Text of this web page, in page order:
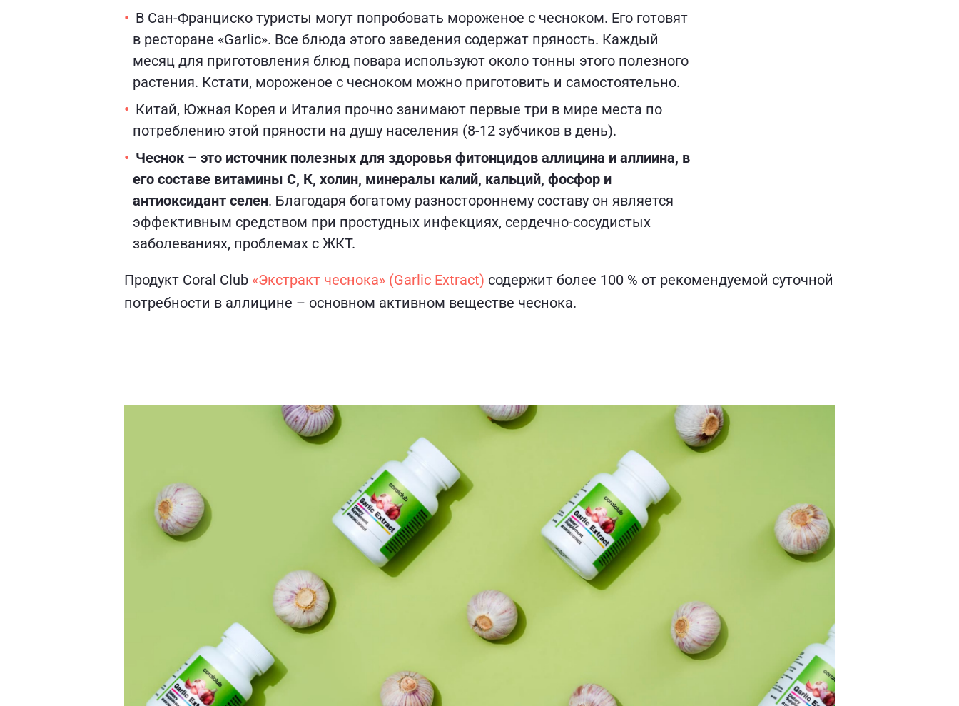
В Сан-Франциско туристы могут попробовать мороженое с чесноком. Его готовят
в ресторане «Garlic». Все блюда этого заведения содержат пряность. Каждый
месяц для приготовления блюд повара используют около тонны этого полезного
растения. Кстати, мороженое с чесноком можно приготовить и самостоятельно.
Китай, Южная Корея и Италия прочно занимают первые три в мире места по
потреблению этой пряности на душу населения (8-12 зубчиков в день).
Чеснок – это источник полезных для здоровья фитонцидов аллицина и аллиина, в
его составе витамины С, К, холин, минералы калий, кальций, фосфор и
антиоксидант селен. Благодаря богатому разностороннему составу он является
эффективным средством при простудных инфекциях, сердечно-сосудистых
заболеваниях, проблемах с ЖКТ.
Продукт Coral Club «Экстракт чеснока» (Garlic Extract) содержит более 100 % от рекомендуемой суточной
потребности в аллицине – основном активном веществе чеснока.